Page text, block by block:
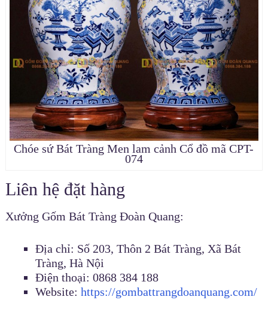
Chóe sứ Bát Tràng Men lam cảnh Cổ đồ mã CPT-
074
Liên hệ đặt hàng
Xưởng Gốm Bát Tràng Đoàn Quang:
Địa chỉ: Số 203, Thôn 2 Bát Tràng, Xã Bát
Tràng, Hà Nội
Điện thoại: 0868 384 188
Website: https://gombattrangdoanquang.com/